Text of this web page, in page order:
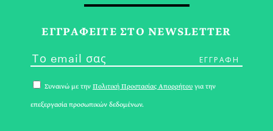
ΕΓΓPΑΦΕΙΤΕ ΣΤΟ NEWSLETTER
Συναινώ με την Πολιτική Προστασίας Απορρήτου για την
επεξεργασία προσωπικών δεδομένων.